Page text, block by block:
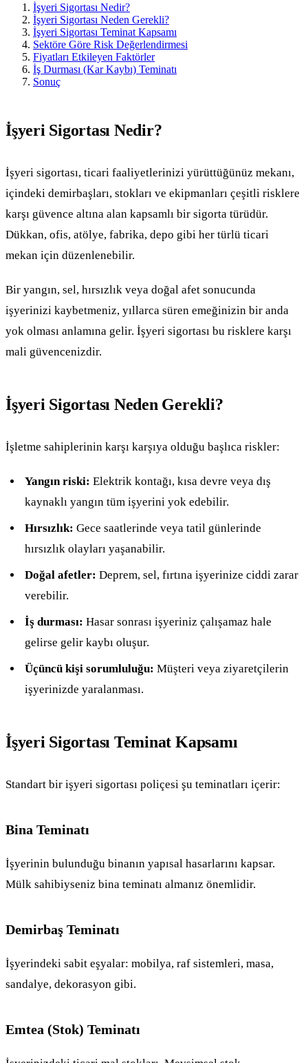
İşyeri Sigortası Nedir?
İşyeri Sigortası Neden Gerekli?
İşyeri Sigortası Teminat Kapsamı
Sektöre Göre Risk Değerlendirmesi
Fiyatları Etkileyen Faktörler
İş Durması (Kar Kaybı) Teminatı
Sonuç
İşyeri Sigortası Nedir?
İşyeri sigortası, ticari faaliyetlerinizi yürüttüğünüz mekanı,
içindeki demirbaşları, stokları ve ekipmanları çeşitli risklere
karşı güvence altına alan kapsamlı bir sigorta türüdür.
Dükkan, ofis, atölye, fabrika, depo gibi her türlü ticari
mekan için düzenlenebilir.
Bir yangın, sel, hırsızlık veya doğal afet sonucunda
işyerinizi kaybetmeniz, yıllarca süren emeğinizin bir anda
yok olması anlamına gelir. İşyeri sigortası bu risklere karşı
mali güvencenizdir.
İşyeri Sigortası Neden Gerekli?
İşletme sahiplerinin karşı karşıya olduğu başlıca riskler:
Yangın riski: Elektrik kontağı, kısa devre veya dış
kaynaklı yangın tüm işyerini yok edebilir.
Hırsızlık: Gece saatlerinde veya tatil günlerinde
hırsızlık olayları yaşanabilir.
Doğal afetler: Deprem, sel, fırtına işyerinize ciddi zarar
verebilir.
İş durması: Hasar sonrası işyeriniz çalışamaz hale
gelirse gelir kaybı oluşur.
Üçüncü kişi sorumluluğu: Müşteri veya ziyaretçilerin
işyerinizde yaralanması.
İşyeri Sigortası Teminat Kapsamı
Standart bir işyeri sigortası poliçesi şu teminatları içerir:
Bina Teminatı
İşyerinin bulunduğu binanın yapısal hasarlarını kapsar.
Mülk sahibiyseniz bina teminatı almanız önemlidir.
Demirbaş Teminatı
İşyerindeki sabit eşyalar: mobilya, raf sistemleri, masa,
sandalye, dekorasyon gibi.
Emtea (Stok) Teminatı